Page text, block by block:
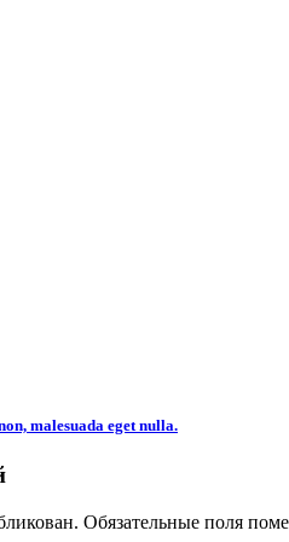
malesuada eget nulla.
Обязательные поля